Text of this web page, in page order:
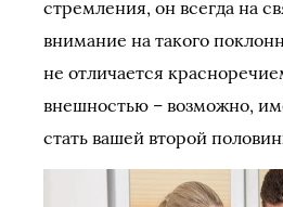
стремления, он всегда на
внимание на такого
не отличается
внешностью – возможно,
стать вашей второй